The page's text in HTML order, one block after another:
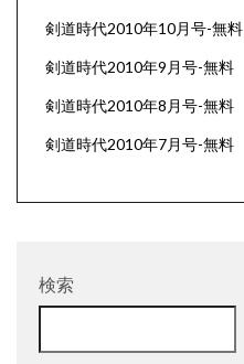
剣道時代2010年10月号-無料
剣道時代2010年9月号-無料
剣道時代2010年8月号-無料
剣道時代2010年7月号-無料
検索